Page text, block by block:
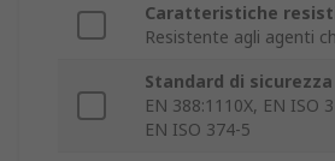
Caratteristiche
Resistente agli agenti
Standard di sicurezza
EN 388:1110X, EN ISO
EN ISO 374-5